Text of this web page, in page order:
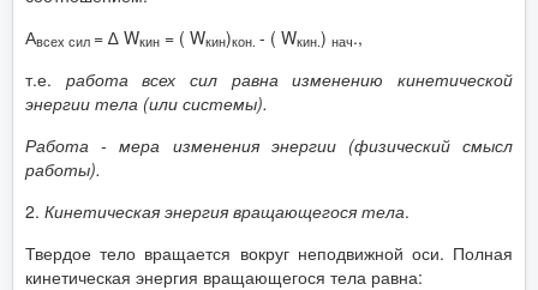
Авсех сил = ∆ Wкин = ( Wкин)кон. - ( Wкин.) нач.,
т.е. работа всех сил равна изменению кинетической
энергии тела (или системы).
Работа - мера изменения энергии (физический смысл
работы).
2. Кинетическая энергия вращающегося тела.
Твердое тело вращается вокруг неподвижной оси. Полная
кинетическая энергия вращающегося тела равна: